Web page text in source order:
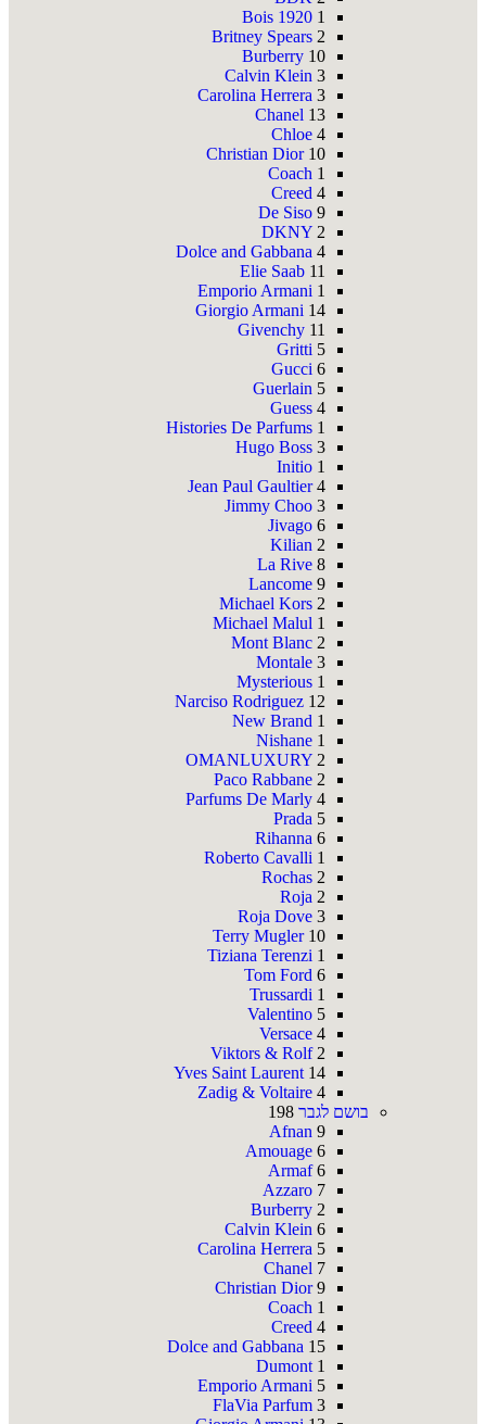
Bois 1920 1
Britney Spears 2
Burberry 10
Calvin Klein 3
Carolina Herrera 3
Chanel 13
Chloe 4
Christian Dior 10
Coach 1
Creed 4
De Siso 9
DKNY 2
Dolce and Gabbana 4
Elie Saab 11
Emporio Armani 1
Giorgio Armani 14
Givenchy 11
Gritti 5
Gucci 6
Guerlain 5
Guess 4
Histories De Parfums 1
Hugo Boss 3
Initio 1
Jean Paul Gaultier 4
Jimmy Choo 3
Jivago 6
Kilian 2
La Rive 8
Lancome 9
Michael Kors 2
Michael Malul 1
Mont Blanc 2
Montale 3
Mysterious 1
Narciso Rodriguez 12
New Brand 1
Nishane 1
OMANLUXURY 2
Paco Rabbane 2
Parfums De Marly 4
Prada 5
Rihanna 6
Roberto Cavalli 1
Rochas 2
Roja 2
Roja Dove 3
Terry Mugler 10
Tiziana Terenzi 1
Tom Ford 6
Trussardi 1
Valentino 5
Versace 4
Viktors & Rolf 2
Yves Saint Laurent 14
Zadig & Voltaire 4
בושם לגבר 198
Afnan 9
Amouage 6
Armaf 6
Azzaro 7
Burberry 2
Calvin Klein 6
Carolina Herrera 5
Chanel 7
Christian Dior 9
Coach 1
Creed 4
Dolce and Gabbana 15
Dumont 1
Emporio Armani 5
FlaVia Parfum 3